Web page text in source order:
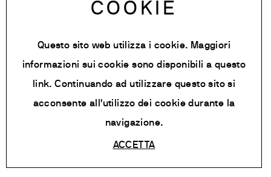
Iran Food + Bev tec 2016
COOKIE
Questo sito web utilizza i cookie. Maggiori
informazioni sui cookie sono disponibili a questo
link. Continuando ad utilizzare questo sito si
acconsente all'utilizzo dei cookie durante la
navigazione.
ACCETTA